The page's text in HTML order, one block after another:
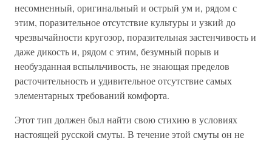
несомненный, оригинальный и острый ум и, рядом с
этим, поразительное отсутствие культуры и узкий до
чрезвычайности кругозор, поразительная застенчивость и
даже дикость и, рядом с этим, безумный порыв и
необузданная вспыльчивость, не знающая пределов
расточительность и удивительное отсутствие самых
элементарных требований комфорта.
Этот тип должен был найти свою стихию в условиях
настоящей русской смуты. В течение этой смуты он не